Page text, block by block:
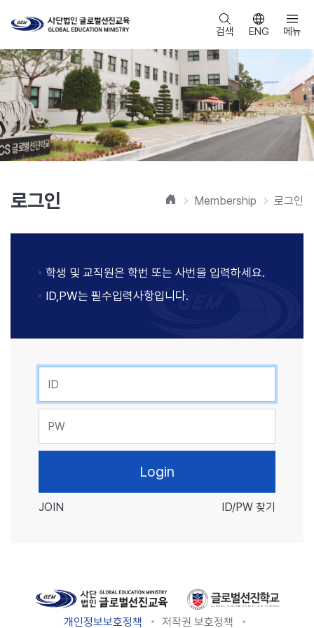
검색 ENG 메뉴
로그인 홈 Membership 로그인
학생 및 교직원은 학번 또는 사번을 입력하세요.
ID,PW는 필수입력사항입니다.
JOIN ID/PW 찾기
개인정보보호정책 저작권 보호정책